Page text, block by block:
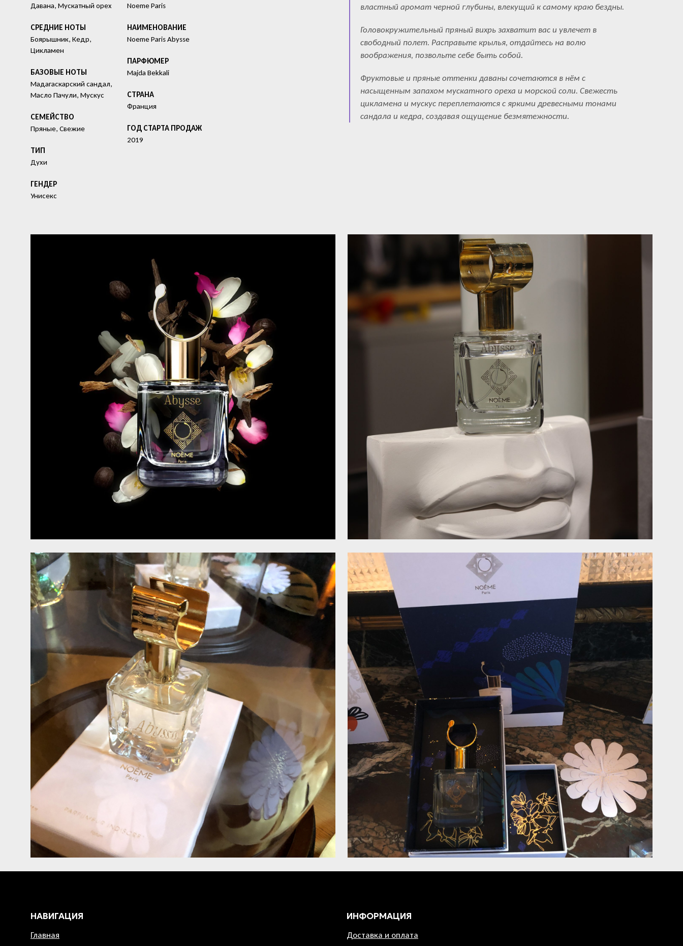
Давана, Мускатный орех
СРЕДНИЕ НОТЫ
Боярышник, Кедр,
Цикламен
БАЗОВЫЕ НОТЫ
Мадагаскарский сандал,
Масло Пачули, Мускус
СЕМЕЙСТВО
Пряные, Свежие
ТИП
Духи
ГЕНДЕР
Унисекс
Noeme Paris
HАИМЕНОВАНИЕ
Noeme Paris Abysse
ПАРФЮМЕР
Majda Bekkali
СТРАНА
Франция
ГОД СТАРТА ПРОДАЖ
2019
властный аромат черной глубины, влекущий к самому краю бездны.
Головокружительный пряный вихрь захватит вас и увлечет в
свободный полет. Расправьте крылья, отдайтесь на волю
воображения, позвольте себе быть собой.
Фруктовые и пряные оттенки даваны сочетаются в нём с
насыщенным запахом мускатного ореха и морской соли. Свежесть
цикламена и мускус переплетаются с яркими древесными тонами
сандала и кедра, создавая ощущение безмятежности.
НАВИГАЦИЯ
Главная
ИНФОРМАЦИЯ
Доставка и оплата